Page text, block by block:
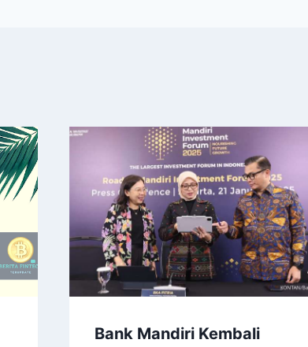
Bank Mandiri Kembali